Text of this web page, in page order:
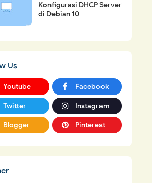
Konfigurasi DHCP Server
di Debian 10
Us
Youtube Facebook
Twitter Instagram
Blogger Pinterest